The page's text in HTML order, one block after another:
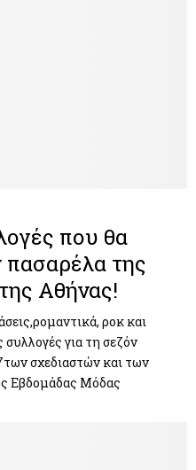
που θα
της
Αθήνας!
ροκ και
συλλογές για τη σεζόν
σχεδιαστών και των
Εβδομάδας Μόδας